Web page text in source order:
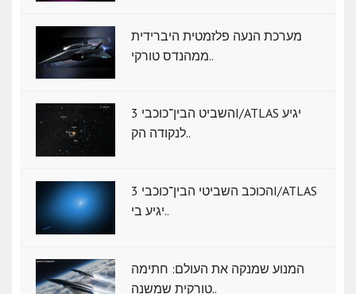
מערכת הנעה פלזמטית היברידית
ממהנדס טורקי..
השביט הבין־כוכבי 3I/ATLAS יגיע
לנקודה הק..
הכוכב השביטי הבין־כוכבי 3I/ATLAS
יגיע בי..
המנוע שמנקה את העולם: חתימה
טורקית שמשנה..